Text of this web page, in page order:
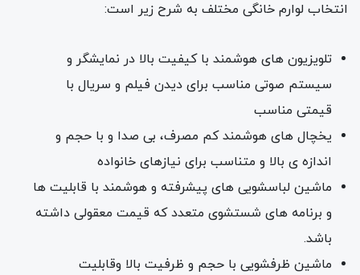
انتخاب لوارم خانگی مختلف به شرح زیر است:
تلویزیون های هوشمند با کیفیت بالا در نمایشگر و
سیستم صوتی مناسب برای دیدن فیلم و سریال با
قیمتی مناسب
یخچال های هوشمند کم مصرف، بی صدا و با حجم و
اندازه ی بالا و متناسب برای نیازهای خانواده
ماشین لباسشویی های پیشرفته و هوشمند با قابلیت ها
و برنامه های شستشوی متعدد که قیمت معقولی داشته
باشد.
ماشین ظرفشویی با حجم و ظرفیت بالا وقابلیت